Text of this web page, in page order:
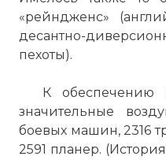
«рейндженс»
десантно-
пехоты).
К обеспечению
значительные
боевых машин, 2316
2591 планер.